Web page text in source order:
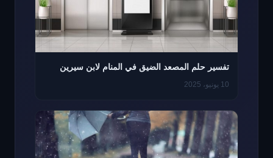
تفسير حلم المصعد الضيق في المنام لابن سيرين
10 يونيو، 2025